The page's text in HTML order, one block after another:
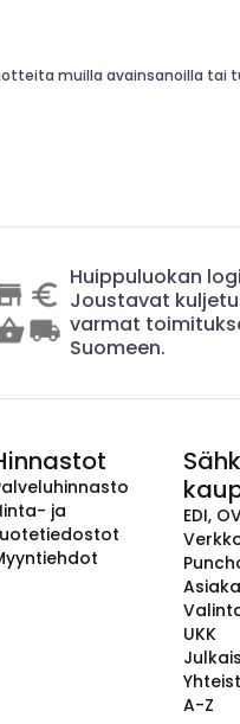
muilla avainsanoilla tai
Huippuluokan
Joustavat
varmat
Suomeen.
ja
EDI,
UKK
A-Z